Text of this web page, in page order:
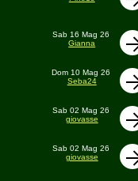
Sab 16 Mag 26
Gianna
Dom 10 Mag 26
Seba24
Sab 02 Mag 26
giovasse
Sab 02 Mag 26
giovasse